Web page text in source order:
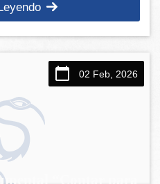
02 Feb, 2026
“Contar para